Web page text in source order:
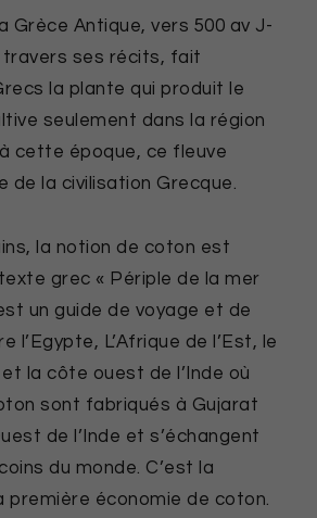
Grèce Antique, vers 500 av J-
travers ses récits, fait
la plante qui produit le
seulement dans la région
à cette époque, ce fleuve
de la civilisation Grecque.
la notion de coton est
grec « Périple de la mer
un guide de voyage et de
l’Egypte, L’Afrique de l’Est, le
et la côte ouest de l’Inde où
sont fabriqués à Gujarat
de l’Inde et s’échangent
du monde. C’est la
première économie de coton.